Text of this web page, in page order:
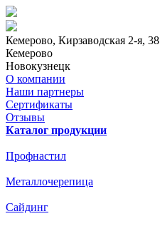
Кемерово, Кирзаводская 2-я, 38
Кемерово
Новокузнецк
О компании
Наши партнеры
Сертификаты
Отзывы
Каталог продукции
Профнастил
Металлочерепица
Сайдинг